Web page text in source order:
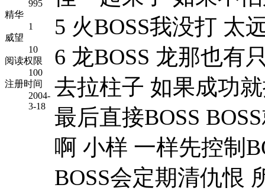
995
精华
1
威望
10
阅读权限
100
注册时间
2004-
3-18
5 火BOSS我没打 太
6 龙BOSS 龙那也有
去拉柱子 如果成功
最后直接BOSS
啊 小样 一样先控制
BOSS会定期清仇恨